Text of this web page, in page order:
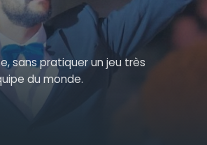
sans pratiquer un jeu très
du monde.